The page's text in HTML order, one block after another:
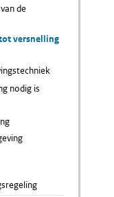
de
versnelling
nodig is